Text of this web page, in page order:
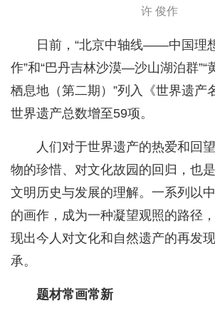
许 俊作
日前，“北京中轴线——中国理
作”和“巴丹吉林沙漠—沙山湖泊群”“
栖息地（第二期）”列入《世界遗产
世界遗产总数增至59项。
人们对于世界遗产的热爱和回
物的珍惜、对文化故园的回归，也
文明历史与发展的理解。一系列以
的画作，成为一种凝望观照的路径
现出今人对文化和自然遗产的再发
承。
题材常画常新